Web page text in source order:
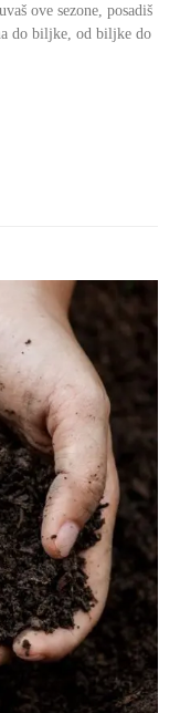
ove sezone, posadiš
do biljke, od biljke do